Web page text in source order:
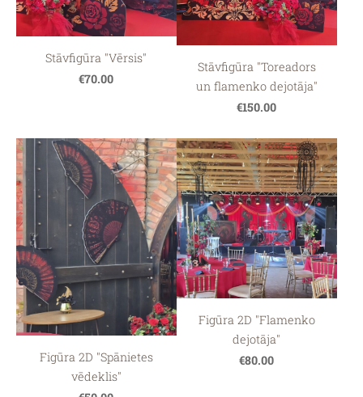
Stāvfigūra "Vērsis"
€70.00
Stāvfigūra "Toreadors
un flamenko dejotāja"
€150.00
Figūra 2D "Spānietes
vēdeklis"
Figūra 2D "Flamenko
dejotāja"
€80.00